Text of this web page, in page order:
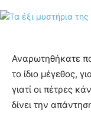
Αναρωτηθήκατε
το ίδιο μέγεθος,
γιατί οι πέτρες
δίνει την